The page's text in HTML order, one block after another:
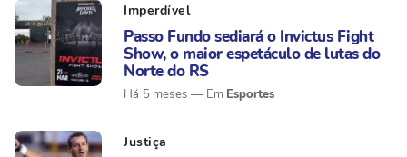
Imperdível
Passo Fundo sediará o Invictus Fight
Show, o maior espetáculo de lutas do
Norte do RS
Há 5 meses Esportes
Justiça